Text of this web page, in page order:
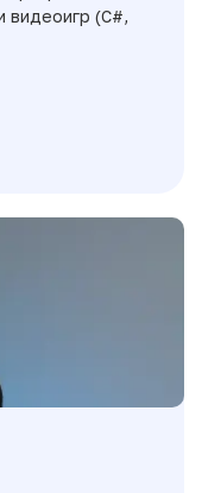
видеоигр (C#,